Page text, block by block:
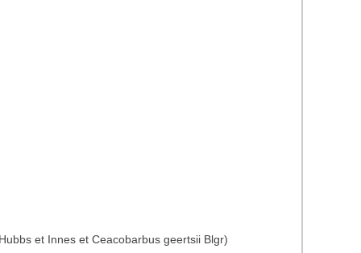
et Innes et Ceacobarbus geertsii Blgr)